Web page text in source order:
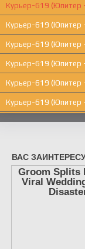
Курьер-619 (Юпитер
Курьер-619 (Юпитер
Курьер-619 (Юпитер
Курьер-619 (Юпитер
Курьер-619 (Юпитер
Курьер-619 (Юпитер
Курьер-619 (Юпитер
Курьер-619 (Юпитер
Курьер-619 (Юпитер
Курьер-619 (Юпитер
Курьер-619 (Юпитер
Курьер-619 (Юпитер